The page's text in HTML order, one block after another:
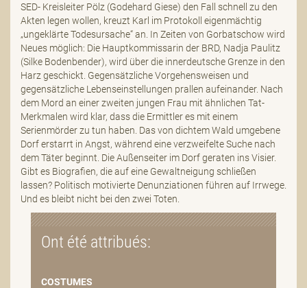
SED- Kreisleiter Pölz (Godehard Giese) den Fall schnell zu den
Akten legen wollen, kreuzt Karl im Protokoll eigenmächtig
„ungeklärte Todesursache“ an. In Zeiten von Gorbatschow wird
Neues möglich: Die Hauptkommissarin der BRD, Nadja Paulitz
(Silke Bodenbender), wird über die innerdeutsche Grenze in den
Harz geschickt. Gegensätzliche Vorgehensweisen und
gegensätzliche Lebenseinstellungen prallen aufeinander. Nach
dem Mord an einer zweiten jungen Frau mit ähnlichen Tat-
Merkmalen wird klar, dass die Ermittler es mit einem
Serienmörder zu tun haben. Das von dichtem Wald umgebene
Dorf erstarrt in Angst, während eine verzweifelte Suche nach
dem Täter beginnt. Die Außenseiter im Dorf geraten ins Visier.
Gibt es Biografien, die auf eine Gewaltneigung schließen
lassen? Politisch motivierte Denunziationen führen auf Irrwege.
Und es bleibt nicht bei den zwei Toten.
Ont été attribués:
COSTUMES